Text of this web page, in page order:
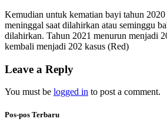
Kemudian untuk kematian bayi tahun
meninggal saat dilahirkan atau seminggu
dilahirkan. Tahun 2021 menurun menjadi
kembali menjadi 202 kasus (Red)
Leave a Reply
You must be logged in to post a comment.
Pos-pos Terbaru